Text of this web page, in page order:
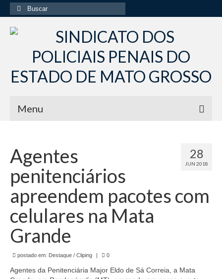
Buscar
por:
Menu
Institucional
Diretoria Sindsppen
Histórico do Sindsppen
Histórico do Sistema Penitenciário do Estado
de Mato Grosso
Estatuto do Sindsppen
28
JUN 2018
Agentes
penitenciários
apreendem pacotes com
celulares na Mata
Grande
postado em: Destaque / Cliping | 0
Agentes da Penitenciária Major Eldo de Sá Correia, a Mata